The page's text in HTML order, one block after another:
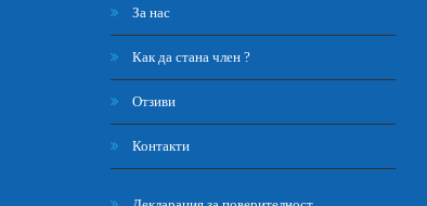
За нас
Как да стана член ?
Отзиви
Контакти